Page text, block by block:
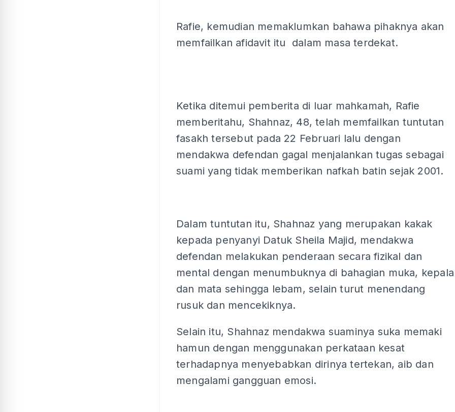
Rafie, kemudian memaklumkan bahawa pihaknya akan
memfailkan afidavit itu dalam masa terdekat.
Ketika ditemui pemberita di luar mahkamah, Rafie
memberitahu, Shahnaz, 48, telah memfailkan tuntutan
fasakh tersebut pada 22 Februari lalu dengan
mendakwa defendan gagal menjalankan tugas sebagai
suami yang tidak memberikan nafkah batin sejak 2001.
Dalam tuntutan itu, Shahnaz yang merupakan kakak
kepada penyanyi Datuk Sheila Majid, mendakwa
defendan melakukan penderaan secara fizikal dan
mental dengan menumbuknya di bahagian muka, kepala
dan mata sehingga lebam, selain turut menendang
rusuk dan mencekiknya.
Selain itu, Shahnaz mendakwa suaminya suka memaki
hamun dengan menggunakan perkataan kesat
terhadapnya menyebabkan dirinya tertekan, aib dan
mengalami gangguan emosi.